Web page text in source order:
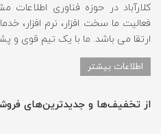
کلارآباد در حوزه فناوری
فعالیت ما سخت افزار، نرم افزار،
ارتقا می باشد. ما با یک تیم قوی و
اطلاعات بیشتر
از تخفیف‌ها و جدیدترین‌های